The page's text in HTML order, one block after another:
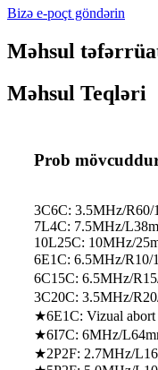
Bizə e-poçt göndərin
Məhsul
Məhsul Teqləri
Prob
3C6C: 3.5MHz/R60/
7L4C: 7.5MHz/
10L25C: 10MHz/
6E1C: 6.5MHz/R10/
6C15C: 6.5MHz/
3C20C: 3.5MHz/
★6E1C: Vizual abort
★6I7C: 6MHz/
★2P2F: 2.7MHz/